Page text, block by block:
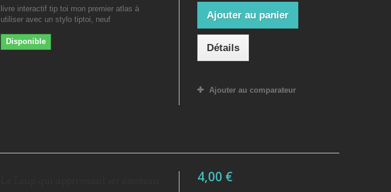
livre interactif tip toi mon premier atlas à
utiliser avec un stylo tiptoi, neuf
Disponible
Ajouter au panier
Détails
Ajouter au comparateur
4,00 €